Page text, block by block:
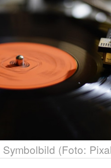
Symbolbild (Foto: